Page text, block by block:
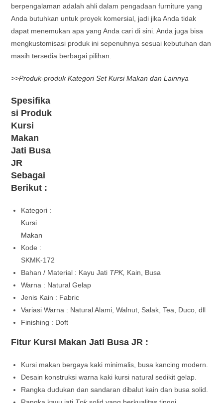
berpengalaman adalah ahli dalam pengadaan furniture yang
Anda butuhkan untuk proyek komersial, jadi jika Anda tidak
dapat menemukan apa yang Anda cari di sini. Anda juga bisa
mengkustomisasi produk ini sepenuhnya sesuai kebutuhan dan
masih tersedia berbagai pilihan.
>>Produk-produk Kategori Set Kursi Makan dan Lainnya
Spesifika
si Produk
Kursi
Makan
Jati Busa
JR
Sebagai
Berikut :
Kategori :
Kursi
Makan
Kode :
SKMK-172
Bahan / Material : Kayu Jati TPK, Kain, Busa
Warna : Natural Gelap
Jenis Kain : Fabric
Variasi Warna : Natural Alami, Walnut, Salak, Tea, Duco, dll
Finishing : Doft
Fitur Kursi Makan Jati Busa JR :
Kursi makan bergaya kaki minimalis, busa kancing modern.
Desain konstruksi warna kaki kursi natural sedikit gelap.
Rangka dudukan dan sandaran dibalut kain dan busa solid.